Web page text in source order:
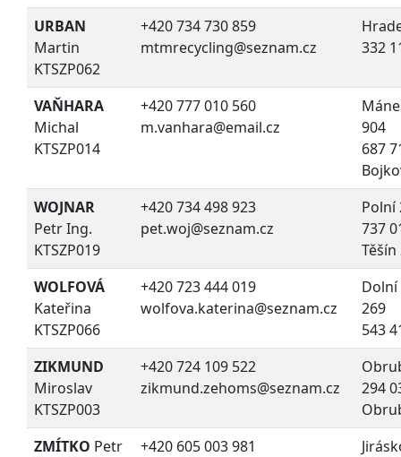
URBAN
Martin
KTSZP062
+420 734 730 859
mtmrecycling@seznam.cz
332
VAŇHARA
Michal
KTSZP014
+420 777 010 560
m.vanhara@email.cz
904
687
WOJNAR
Petr Ing.
KTSZP019
+420 734 498 923
pet.woj@seznam.cz
Polní
737
Těšín
WOLFOVÁ
Kateřina
KTSZP066
+420 723 444 019
wolfova.katerina@seznam.cz
Dolní
269
543
ZIKMUND
Miroslav
KTSZP003
+420 724 109 522
zikmund.zehoms@seznam.cz
294
ZMÍTKO Petr
+420 605 003 981